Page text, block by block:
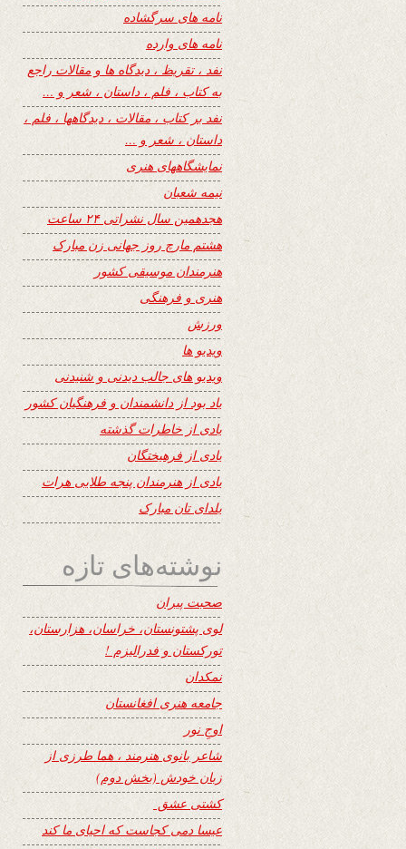
نامه های سرگشاده
نامه های وارده
نفد ، تقریظ ، دیدگاه ها و مقالات راجع
به کتاب ، فلم ، داستان ، شعر و …
نفد بر کتاب ، مقالات ، دیدگاهها ، فلم ،
داستان ، شعر و …
نمایشگاههای هنری
نیمه شعبان
هجدهمین سال نشراتی ۲۴ ساعت
هشتم مارچ روز جهانی زن مبارک
هنرمندان موسیقی کشور
هنری و فرهنگی
ورزش
ویدیو ها
ویدیو های جالب دیدنی و شنیدنی
یاد بود از دانشمندان و فرهنگیان کشور
یادی از خاطرات گذشته
یادی از فرهیختگان
یادی از هنرمندان پنجه طلایی هرات
یلدای تان مبارک
نوشته‌های تازه
صحبت پیران
لوی پشتونستان، خراسان، هزارستان،
تورکستان و فدرالیزم !
نمکدان
جامعه هنری افغانستان
اوجِ نور
شاعر بانوی هنرمند ، هما طرزی از
زبان خودش (بخش دوم)
کشتی عشق
عیسا دمی کجاست که احیای ما کند